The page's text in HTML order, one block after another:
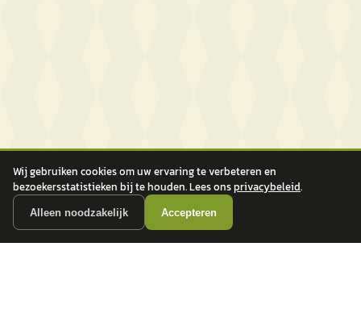
Wij gebruiken cookies om uw ervaring te verbeteren en
bezoekersstatistieken bij te houden. Lees onsprivacybeleid.
Alleen noodzakelijk Accepteren